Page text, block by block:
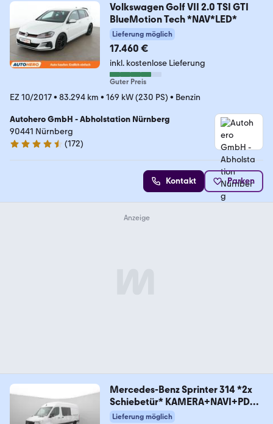
Volkswagen Golf VII 2.0 TSI GTI
BlueMotion Tech *NAV*LED*
Lieferung möglich
17.460 €
inkl. kostenlose Lieferung
Guter Preis
EZ 10/2017• 83.294 km • 169 kW (230 PS) • Benzin
Autohero GmbH - Abholstation Nürnberg
90441 Nürnberg
4.5 Sterne
(172)
Kontakt Parken
Mercedes-Benz Sprinter 314 *2x
Schiebetür* KAMERA+NAVI+PDC
(37
Lieferung möglich